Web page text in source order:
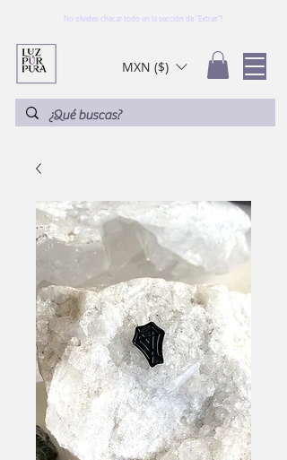
No olvides checar todo en la sección de "Extras"!
MXN ($)